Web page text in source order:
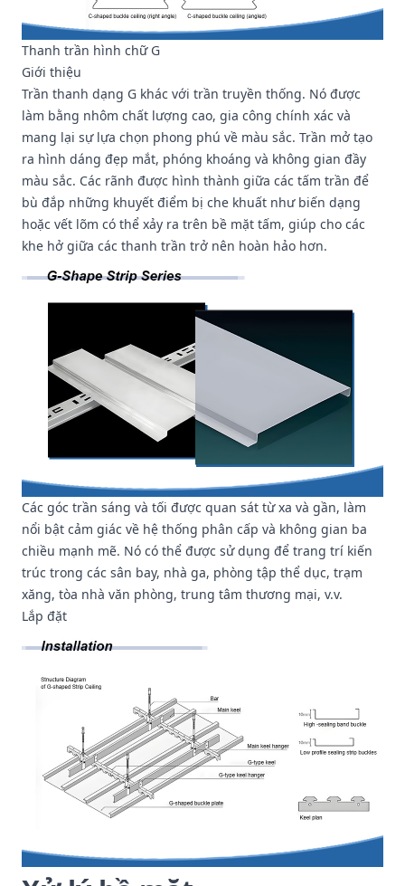
Thanh trần hình chữ G
Giới thiệu
Trần thanh dạng G khác với trần truyền thống. Nó được
làm bằng nhôm chất lượng cao, gia công chính xác và
mang lại sự lựa chọn phong phú về màu sắc. Trần mở tạo
ra hình dáng đẹp mắt, phóng khoáng và không gian đầy
màu sắc. Các rãnh được hình thành giữa các tấm trần để
bù đắp những khuyết điểm bị che khuất như biến dạng
hoặc vết lõm có thể xảy ra trên bề mặt tấm, giúp cho các
khe hở giữa các thanh trần trở nên hoàn hảo hơn.
Các góc trần sáng và tối được quan sát từ xa và gần, làm
nổi bật cảm giác về hệ thống phân cấp và không gian ba
chiều mạnh mẽ. Nó có thể được sử dụng để trang trí kiến
trúc trong các sân bay, nhà ga, phòng tập thể dục, trạm
xăng, tòa nhà văn phòng, trung tâm thương mại, v.v.
Lắp đặt